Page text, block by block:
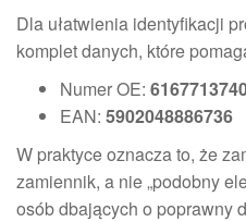
Dla ułatwienia identyfikacji
komplet danych, które
Numer OE:
EAN: 5902048886736
W praktyce oznacza to, że
zamiennik, a nie „podobny
osób dbających o poprawny